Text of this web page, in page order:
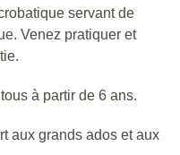
servant de
Venez pratiquer et
à partir de 6 ans.
aux grands ados et aux